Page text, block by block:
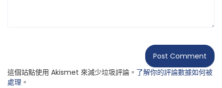
這個站點使用 Akismet 來減少垃圾評論。 了解你的評論數據如何被
處理 。